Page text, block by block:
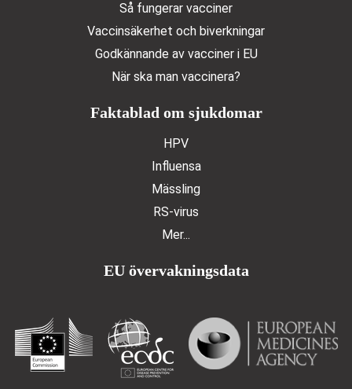
Så fungerar vacciner
Vaccinsäkerhet och biverkningar
Godkännande av vacciner i EU
När ska man vaccinera?
Faktablad om sjukdomar
HPV
Influensa
Mässling
RS-virus
Mer...
EU övervakningsdata